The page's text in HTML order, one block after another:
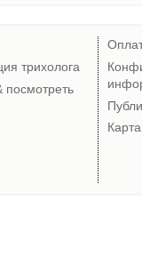
трихолога
посмотреть